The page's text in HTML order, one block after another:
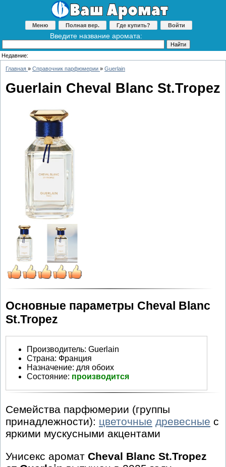
Меню Полная вер. Где купить? Войти
Введите название аромата:
Недавние:
Главная » Справочник парфюмерии » Guerlain
Guerlain Cheval Blanc St.Tropez
Основные параметры Cheval Blanc
St.Tropez
Производитель: Guerlain
Страна: Франция
Назначение: для обоих
Состояние: производится
Семейства парфюмерии (группы
принадлежности): цветочные древесные с
яркими мускусными акцентами
Унисекс аромат Cheval Blanc St.Tropez